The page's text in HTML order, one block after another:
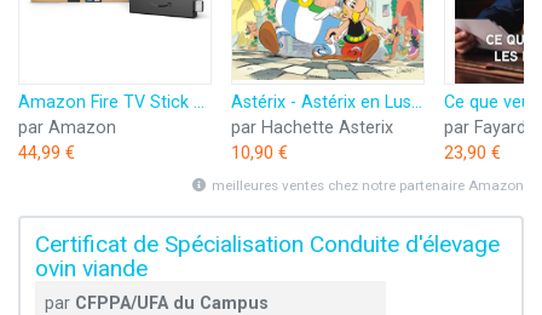
Amazon Fire TV Stick HD (Nouvelle génération) | TV gratuite et en direct, télécommande vocale Alexa, contrôle de la maison connectée, streaming HD
par Amazon
44,99 €
Astérix - Astérix en Lusitanie - n°41
par Hachette Asterix
10,90 €
par Fayard
23,90 €
meilleures ventes chez notre partenaire Amazon
Certificat de Spécialisation Conduite d'élevage
ovin viande
par CFPPA/UFA du Campus